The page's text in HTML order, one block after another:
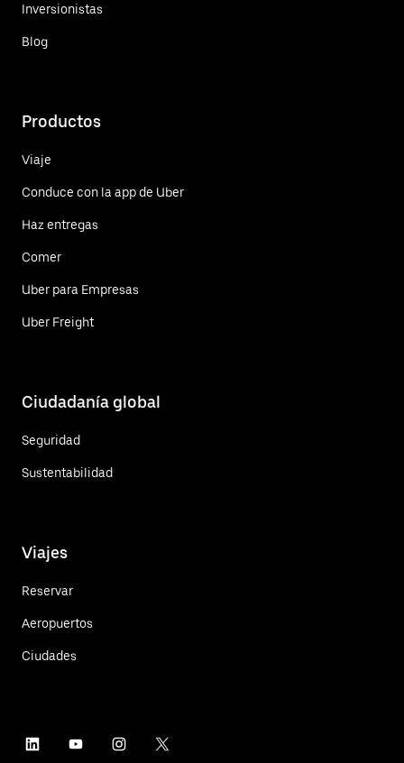
Inversionistas
Blog
Productos
Viaje
Conduce con la app de Uber
Haz entregas
Comer
Uber para Empresas
Uber Freight
Ciudadanía global
Seguridad
Sustentabilidad
Viajes
Reservar
Aeropuertos
Ciudades